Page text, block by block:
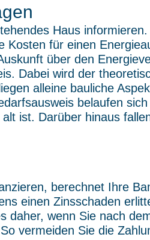
Haus
für einen
über den
Dabei wird der
alleine bauliche
belaufen
ist. Darüber hinaus
berechnet Ihre
einen Zinsschaden
daher, wenn Sie nach
vermeiden Sie die